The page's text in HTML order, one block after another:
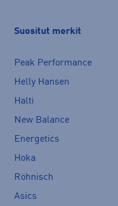
Suositut merkit
Peak Performance
Helly Hansen
Halti
New Balance
Energetics
Hoka
Röhnisch
Asics